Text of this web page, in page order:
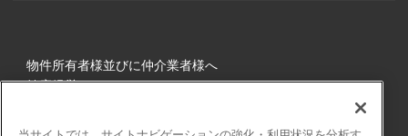
物件所有者様並びに仲介業者様へ
健康経営